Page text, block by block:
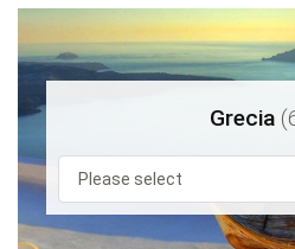
Grecia